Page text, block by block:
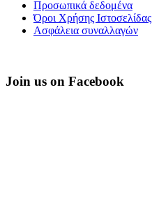
Προσωπικά δεδομένα
Όροι Χρήσης Ιστοσελίδας
Ασφάλεια συναλλαγών
Join us on Facebook